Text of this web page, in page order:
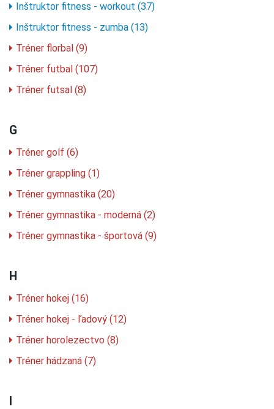
Inštruktor fitness - workout (37)
Inštruktor fitness - zumba (13)
Tréner florbal (9)
Tréner futbal (107)
Tréner futsal (8)
G
Tréner golf (6)
Tréner grappling (1)
Tréner gymnastika (20)
Tréner gymnastika - moderná (2)
Tréner gymnastika - športová (9)
H
Tréner hokej (16)
Tréner hokej - ľadový (12)
Tréner horolezectvo (8)
Tréner hádzaná (7)